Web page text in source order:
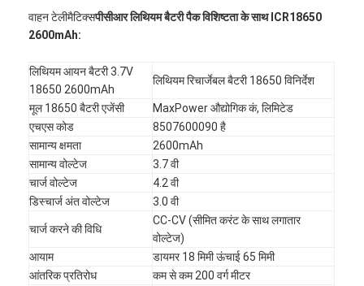
वाहन टेलीमैटिक्सपीसीआर लिथियम बैटरी पैक विशिष्टता के साथ ICR18650
2600mAh:
लिथियम आयन बैटरी 3.7V
18650 2600mAh
लिथियम रिचार्जेबल बैटरी 18650 विनिर्देश
मूल 18650 बैटरी एजेंसी
MaxPower औद्योगिक कं, लिमिटेड
एचएस कोड
8507600090 है
सामान्य क्षमता
2600mAh
सामान्य वोल्टेज
3.7 वी
चार्ज वोल्टेज
4.2 वी
डिस्चार्ज अंत वोल्टेज
3.0 वी
चार्ज करने की विधि
CC-CV (सीमित करंट के साथ लगातार
वोल्टेज)
आयाम
डायमर 18 मिमी ऊंचाई 65 मिमी
आंतरिक प्रतिरोध
कम से कम 200 वर्ग मीटर